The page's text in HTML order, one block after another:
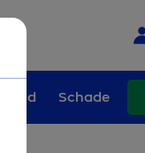
Schade